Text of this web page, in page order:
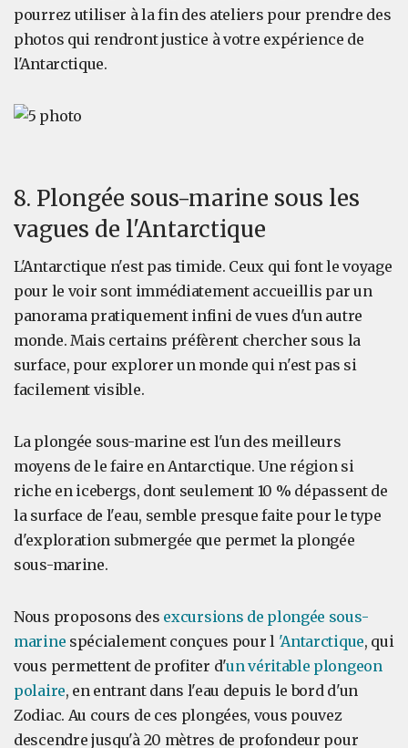
pourrez utiliser à la fin des ateliers pour prendre des
photos qui rendront justice à votre expérience de
l'Antarctique.
8. Plongée sous-marine sous les
vagues de l'Antarctique
L'Antarctique n'est pas timide. Ceux qui font le voyage
pour le voir sont immédiatement accueillis par un
panorama pratiquement infini de vues d'un autre
monde. Mais certains préfèrent chercher sous la
surface, pour explorer un monde qui n'est pas si
facilement visible.
La plongée sous-marine est l'un des meilleurs
moyens de le faire en Antarctique. Une région si
riche en icebergs, dont seulement 10 % dépassent de
la surface de l'eau, semble presque faite pour le type
d'exploration submergée que permet la plongée
sous-marine.
Nous proposons des excursions de plongée sous-
marine spécialement conçues pour l 'Antarctique, qui
vous permettent de profiter d'un véritable plongeon
polaire, en entrant dans l'eau depuis le bord d'un
Zodiac. Au cours de ces plongées, vous pouvez
descendre jusqu'à 20 mètres de profondeur pour